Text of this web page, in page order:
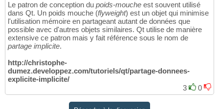
Le patron de conception du poids-mouche est souvent utilisé
dans Qt. Un poids mouche (flyweight) est un objet qui minimise
l'utilisation mémoire en partageant autant de données que
possible avec d'autres objets similaires. Qt utilise de manière
extensive ce patron mais y fait référence sous le nom de
partage implicite.
http://christophe-
dumez.developpez.com/tutoriels/qt/partage-donnees-
explicite-implicite/
3
0